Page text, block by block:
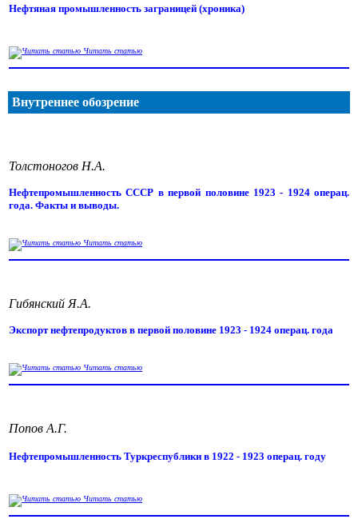
Нефтяная промышленность заграницей (хроника)
Читать статью
Внутреннее обозрение
Толстоногов Н.А.
Нефтепромышленность СССР в первой половине 1923 - 1924 операц.
года. Факты и выводы.
Читать статью
Гибянский Я.А.
Экспорт нефтепродуктов в первой половине 1923 - 1924 операц. года
Читать статью
Попов А.Г.
Нефтепромышленность Туркреспублики в 1922 - 1923 операц. году
Читать статью